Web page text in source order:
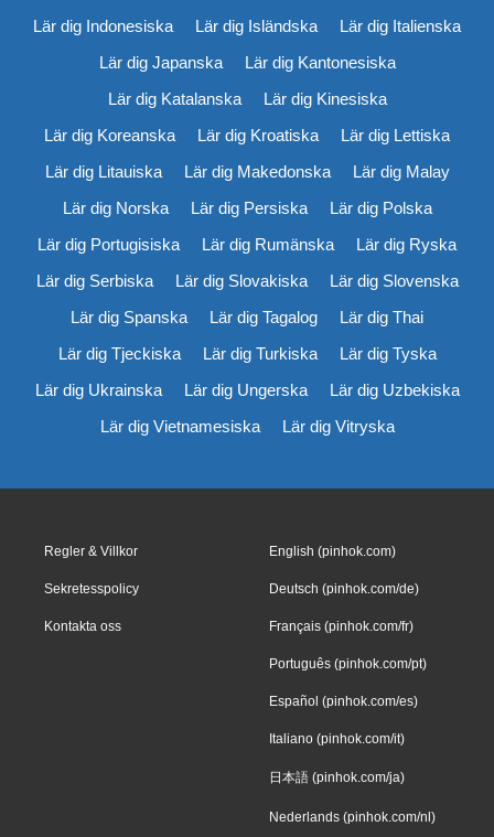
Lär dig Indonesiska
Lär dig Isländska
Lär dig Italienska
Lär dig Japanska
Lär dig Kantonesiska
Lär dig Katalanska
Lär dig Kinesiska
Lär dig Koreanska
Lär dig Kroatiska
Lär dig Lettiska
Lär dig Litauiska
Lär dig Makedonska
Lär dig Malay
Lär dig Norska
Lär dig Persiska
Lär dig Polska
Lär dig Portugisiska
Lär dig Rumänska
Lär dig Ryska
Lär dig Serbiska
Lär dig Slovakiska
Lär dig Slovenska
Lär dig Spanska
Lär dig Tagalog
Lär dig Thai
Lär dig Tjeckiska
Lär dig Turkiska
Lär dig Tyska
Lär dig Ukrainska
Lär dig Ungerska
Lär dig Uzbekiska
Lär dig Vietnamesiska
Lär dig Vitryska
Regler & Villkor
Sekretesspolicy
Kontakta oss
English (pinhok.com)
Deutsch (pinhok.com/de)
Français (pinhok.com/fr)
Português (pinhok.com/pt)
Español (pinhok.com/es)
Italiano (pinhok.com/it)
日本語 (pinhok.com/ja)
Nederlands (pinhok.com/nl)